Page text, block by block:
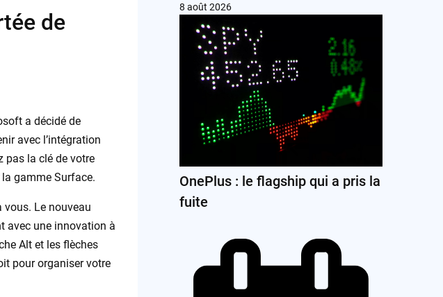
de
a décidé de
avec l’intégration
pas la clé de votre
gamme Surface.
vous. Le nouveau
avec une innovation à
Alt et les flèches
pour organiser votre
8 août 2026
OnePlus : le flagship qui a pris la
fuite